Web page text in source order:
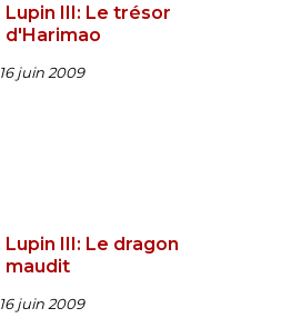
Lupin III: Le trésor
d'Harimao
16 juin 2009
Lupin III: Le dragon
maudit
16 juin 2009